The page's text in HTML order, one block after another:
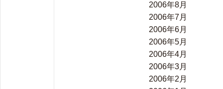
2006年8月
2006年7月
2006年6月
2006年5月
2006年4月
2006年3月
2006年2月